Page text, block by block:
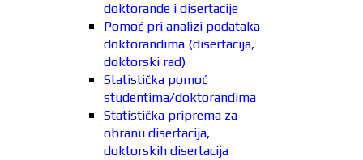
doktorande i disertacije
Pomoć pri analizi podataka
doktorandima (disertacija,
doktorski rad)
Statistička pomoć
studentima/doktorandima
Statistička priprema za
obranu disertacija,
doktorskih disertacija